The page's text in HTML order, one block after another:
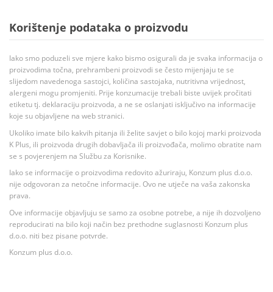
Korištenje podataka o proizvodu
Iako smo poduzeli sve mjere kako bismo osigurali da je svaka informacija o
proizvodima točna, prehrambeni proizvodi se često mijenjaju te se
slijedom navedenoga sastojci, količina sastojaka, nutritivna vrijednost,
alergeni mogu promjeniti. Prije konzumacije trebali biste uvijek pročitati
etiketu tj. deklaraciju proizvoda, a ne se oslanjati isključivo na informacije
koje su objavljene na web stranici.
Ukoliko imate bilo kakvih pitanja ili želite savjet o bilo kojoj marki proizvoda
K Plus, ili proizvoda drugih dobavljača ili proizvođača, molimo obratite nam
se s povjerenjem na Službu za Korisnike.
Iako se informacije o proizvodima redovito ažuriraju, Konzum plus d.o.o.
nije odgovoran za netočne informacije. Ovo ne utječe na vaša zakonska
prava.
Ove informacije objavljuju se samo za osobne potrebe, a nije ih dozvoljeno
reproducirati na bilo koji način bez prethodne suglasnosti Konzum plus
d.o.o. niti bez pisane potvrde.
Konzum plus d.o.o.